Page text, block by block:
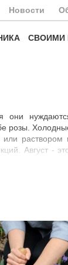
Новости
СВОИМИ
Август -
развитию
ветви